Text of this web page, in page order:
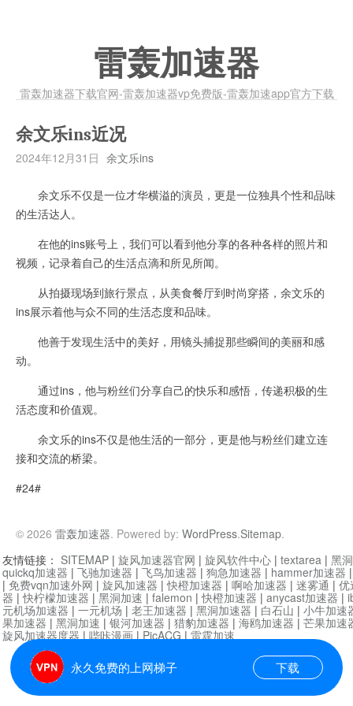
雷轰加速器
雷轰加速器下载官网-雷轰加速器vp免费版-雷轰加速app官方下载
余文乐ins近况
2024年12月31日 余文乐ins
余文乐不仅是一位才华横溢的演员，更是一位独具个性和品味
的生活达人。
在他的ins账号上，我们可以看到他分享的各种各样的照片和
视频，记录着自己的生活点滴和所见所闻。
从拍摄现场到旅行景点，从美食餐厅到时尚穿搭，余文乐的
ins展示着他与众不同的生活态度和品味。
他善于发现生活中的美好，用镜头捕捉那些瞬间的美丽和感
动。
通过ins，他与粉丝们分享自己的快乐和感悟，传递积极的生
活态度和价值观。
余文乐的ins不仅是他生活的一部分，更是他与粉丝们建立连
接和交流的桥梁。
#24#
© 2026 雷轰加速器. Powered by: WordPress.Sitemap.
永久免费的上网梯子 下载
友情链接： SITEMAP | 旋风加速器官网 | 旋风软件中心 | textarea | 黑
quickq加速器 | 飞驰加速器 | 飞鸟加速器 | 狗急加速器 | hammer加速器
| 免费vqn加速外网 | 旋风加速器 |快橙加速器 | 啊哈加速器 | 迷雾通 | 优
器 |快柠檬加速器 | 黑洞加速 | falemon |快橙加速器 | anycast加速器 |
元机场加速器 | 一元机场 | 老王加速器 | 黑洞加速器 | 白石山 | 小牛加速
果加速器 | 黑洞加速 | 银河加速器 | 猎豹加速器 | 海鸥加速器 | 芒果加速
旋风加速器度器|哔咔漫画|PicACG|雷霆加速